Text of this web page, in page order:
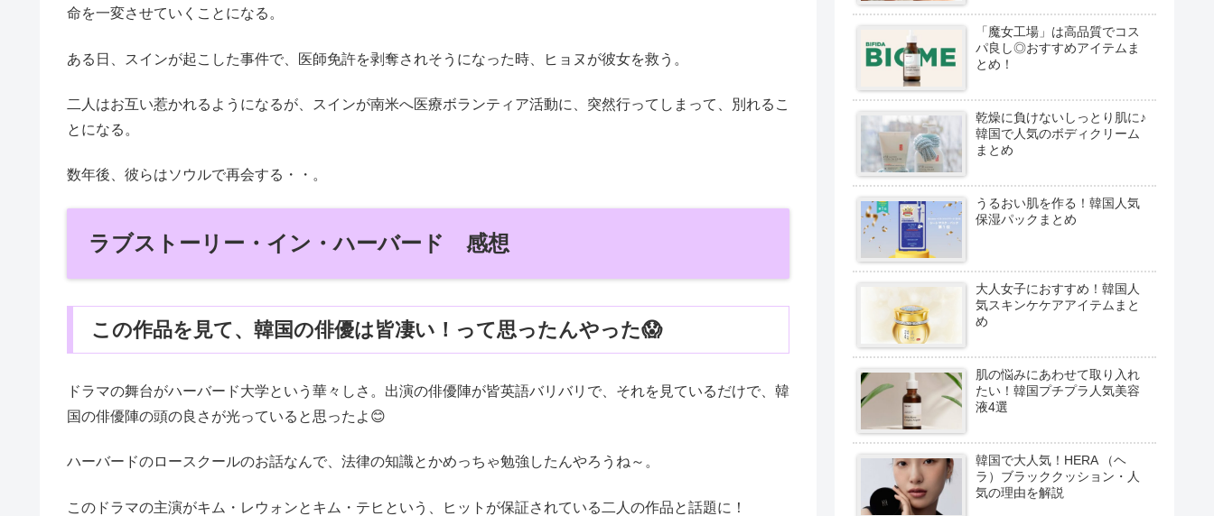
命を一変させていくことになる。
ある日、スインが起こした事件で、医師免許を剥奪されそうになった時、ヒョヌが彼女を救う。
二人はお互い惹かれるようになるが、スインが南米へ医療ボランティア活動に、突然行ってしまって、別れるこ
とになる。
数年後、彼らはソウルで再会する・・。
ラブストーリー・イン・ハーバード 感想
この作品を見て、韓国の俳優は皆凄い！って思ったんやった😱
ドラマの舞台がハーバード大学という華々しさ。出演の俳優陣が皆英語バリバリで、それを見ているだけで、韓
国の俳優陣の頭の良さが光っていると思ったよ😊
ハーバードのロースクールのお話なんで、法律の知識とかめっちゃ勉強したんやろうね～。
このドラマの主演がキム・レウォンとキム・テヒという、ヒットが保証されている二人の作品と話題に！
「魔女工場」は高品質でコス
パ良し◎おすすめアイテムま
とめ！
乾燥に負けないしっとり肌に♪
韓国で人気のボディクリーム
まとめ
うるおい肌を作る！韓国人気
保湿パックまとめ
大人女子におすすめ！韓国人
気スキンケケアアイテムまと
め
肌の悩みにあわせて取り入れ
たい！韓国プチプラ人気美容
液4選
韓国で大人気！HERA （ヘ
ラ）ブラッククッション・人
気の理由を解説